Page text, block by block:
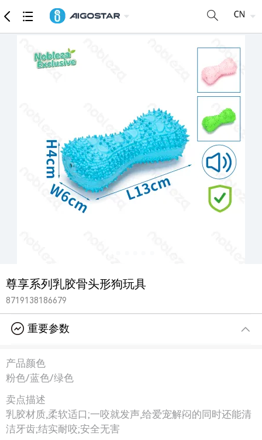
商品 详细参数
尊享系列乳胶骨头形狗玩具
8719138186679
重要参数
产品颜色
粉色/蓝色/绿色
卖点描述
乳胶材质,柔软适口;一咬就发声,给爱宠解闷的同时还能清
洁牙齿;结实耐咬;安全无害